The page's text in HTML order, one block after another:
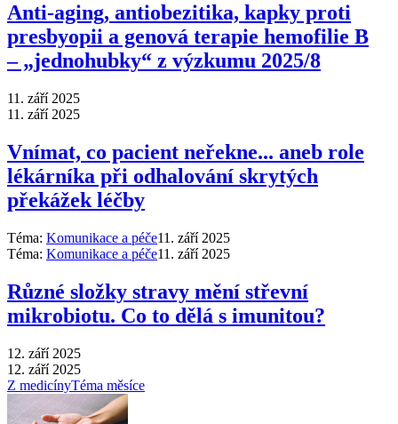
Anti‑aging, antiobezitika, kapky proti
presbyopii a genová terapie hemofilie B
–⁠ „jednohubky“ z výzkumu 2025/8
11. září 2025
11. září 2025
Vnímat, co pacient neřekne... aneb role
lékárníka při odhalování skrytých
překážek léčby
Téma: Komunikace a péče11. září 2025
Téma: Komunikace a péče11. září 2025
Různé složky stravy mění střevní
mikrobiotu. Co to dělá s imunitou?
12. září 2025
12. září 2025
Z medicínyTéma měsíce